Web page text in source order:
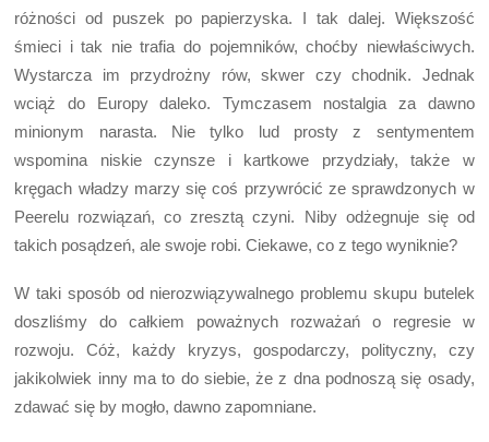
różności od puszek po papierzyska. I tak dalej. Większość
śmieci i tak nie trafia do pojemników, choćby niewłaściwych.
Wystarcza im przydrożny rów, skwer czy chodnik. Jednak
wciąż do Europy daleko. Tymczasem nostalgia za dawno
minionym narasta. Nie tylko lud prosty z sentymentem
wspomina niskie czynsze i kartkowe przydziały, także w
kręgach władzy marzy się coś przywrócić ze sprawdzonych w
Peerelu rozwiązań, co zresztą czyni. Niby odżegnuje się od
takich posądzeń, ale swoje robi. Ciekawe, co z tego wyniknie?
W taki sposób od nierozwiązywalnego problemu skupu butelek
doszliśmy do całkiem poważnych rozważań o regresie w
rozwoju. Cóż, każdy kryzys, gospodarczy, polityczny, czy
jakikolwiek inny ma to do siebie, że z dna podnoszą się osady,
zdawać się by mogło, dawno zapomniane.